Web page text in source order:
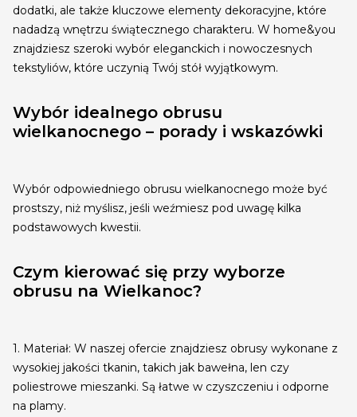
dodatki, ale także kluczowe elementy dekoracyjne, które
nadadzą wnętrzu świątecznego charakteru. W home&you
znajdziesz szeroki wybór eleganckich i nowoczesnych
tekstyliów, które uczynią Twój stół wyjątkowym.
Wybór idealnego obrusu
wielkanocnego – porady i wskazówki
Wybór odpowiedniego obrusu wielkanocnego może być
prostszy, niż myślisz, jeśli weźmiesz pod uwagę kilka
podstawowych kwestii.
Czym kierować się przy wyborze
obrusu na Wielkanoc?
1. Materiał: W naszej ofercie znajdziesz obrusy wykonane z
wysokiej jakości tkanin, takich jak bawełna, len czy
poliestrowe mieszanki. Są łatwe w czyszczeniu i odporne
na plamy.